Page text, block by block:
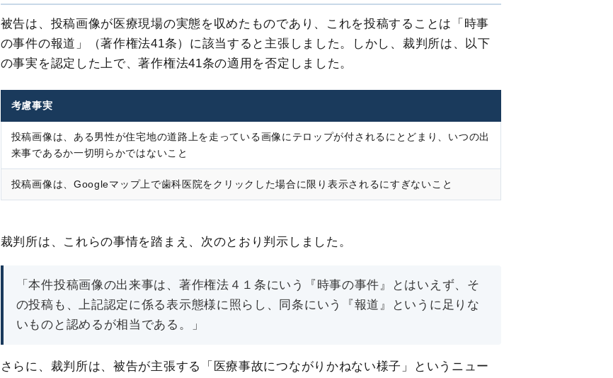
被告は、投稿画像が医療現場の実態を収めたものであり、これを投稿することは「時事
の事件の報道」（著作権法41条）に該当すると主張しました。しかし、裁判所は、以下
の事実を認定した上で、著作権法41条の適用を否定しました。
考慮事実
投稿画像は、ある男性が住宅地の道路上を走っている画像にテロップが付されるにとどまり、いつの出
来事であるか一切明らかではないこと
投稿画像は、Googleマップ上で歯科医院をクリックした場合に限り表示されるにすぎないこと
裁判所は、これらの事情を踏まえ、次のとおり判示しました。
「本件投稿画像の出来事は、著作権法４１条にいう『時事の事件』とはいえず、そ
の投稿も、上記認定に係る表示態様に照らし、同条にいう『報道』というに足りな
いものと認めるが相当である。」
さらに、裁判所は、被告が主張する「医療事故につながりかねない様子」というニュー